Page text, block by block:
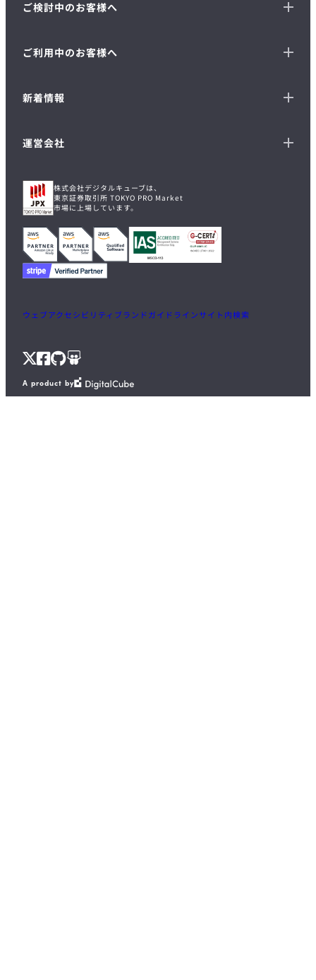
ご検討中のお客様へ
ご利用中のお客様へ
新着情報
運営会社
株式会社デジタルキューブは、
東京証券取引所 TOKYO PRO Market
市場に上場しています。
ウェブアクセシビリティ ブランドガイドラインサイト内検索
Facebook
GitHubSpeaker
Deck
A product by